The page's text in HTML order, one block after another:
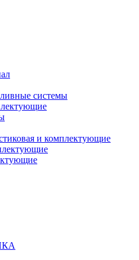
системы
и комплектующие